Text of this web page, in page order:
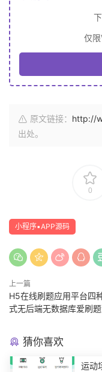
仅
原文链接： http://
出处。
0
小程序▪APP源码
上一篇
H5在线刷题应用平台四
式无后端无数据库爱刷
猜你喜欢
运动